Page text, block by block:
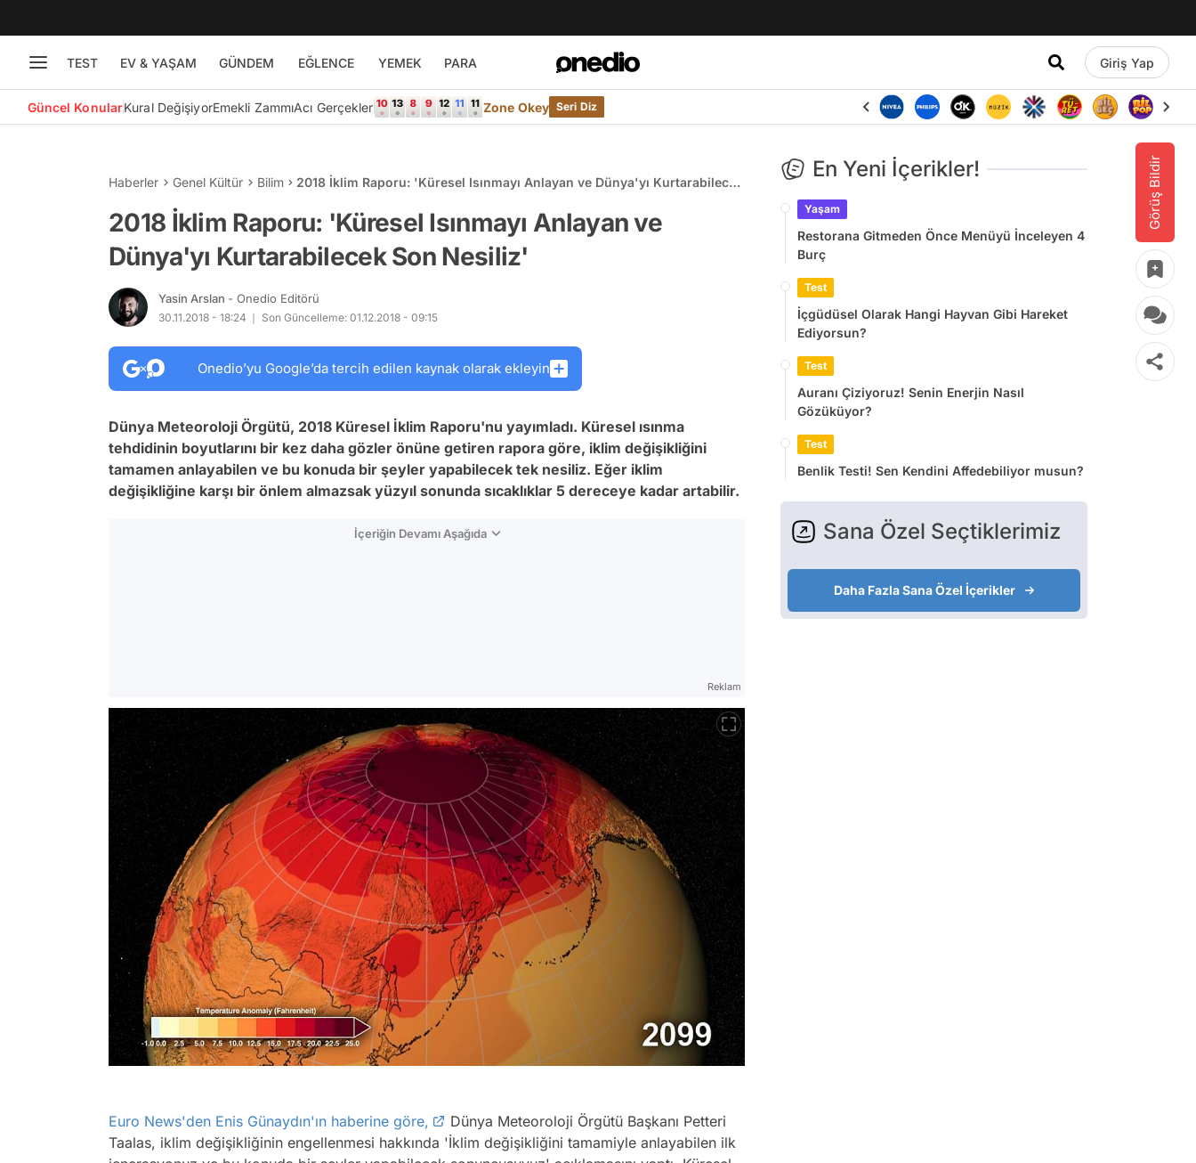
TEST EV & YAŞAM GÜNDEM EĞLENCE YEMEK PARA Giriş Yap
Güncel KonularKural DeğişiyorEmekli ZammıAcı Gerçekler Zone Okey Seri Diz
Görüş Bildir
Haberler Genel Kültür Bilim
2018 İklim Raporu: 'Küresel Isınmayı Anlayan ve Dünya'yı Kurtarabilecek
2018 İklim Raporu: 'Küresel Isınmayı Anlayan ve
Dünya'yı Kurtarabilecek Son Nesiliz'
Yasin Arslan - Onedio Editörü
30.11.2018 - 18:24 Son Güncelleme: 01.12.2018 - 09:15
Onedio’yu Google’da tercih edilen kaynak olarak ekleyin
Dünya Meteoroloji Örgütü, 2018 Küresel İklim Raporu'nu yayımladı. Küresel ısınma
tehdidinin boyutlarını bir kez daha gözler önüne getiren rapora göre, iklim değişikliğini
tamamen anlayabilen ve bu konuda bir şeyler yapabilecek tek nesiliz. Eğer iklim
değişikliğine karşı bir önlem almazsak yüzyıl sonunda sıcaklıklar 5 dereceye kadar artabilir.
İçeriğin Devamı Aşağıda
Reklam
Euro News'den Enis Günaydın'ın haberine göre,
Dünya Meteoroloji Örgütü Başkanı Petteri
Taalas, iklim değişikliğinin engellenmesi hakkında 'İklim değişikliğini tamamiyle anlayabilen ilk
En Yeni İçerikler!
Yaşam
Restorana Gitmeden Önce Menüyü İnceleyen 4
Burç
Test
İçgüdüsel Olarak Hangi Hayvan Gibi Hareket
Ediyorsun?
Test
Auranı Çiziyoruz! Senin Enerjin Nasıl
Gözüküyor?
Test
Benlik Testi! Sen Kendini Affedebiliyor musun?
Sana Özel Seçtiklerimiz
Daha Fazla Sana Özel İçerikler